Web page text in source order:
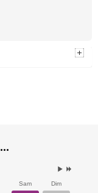
2025 -
Sam
Dim